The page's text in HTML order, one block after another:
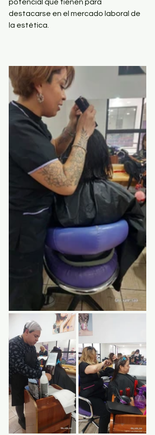
potencial que tienen para
destacarse en el mercado laboral de
la estética.